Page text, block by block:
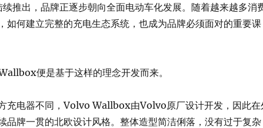
推出，品牌正逐步朝向全面电动车化发展。随着越来越多消
如何建立完整的充电生态系统，也成为品牌必须面对的重要课
便是基于这样的理念开发而来。
充电器不同，Volvo Wallbox由Volvo原厂设计开发，因此在
品牌一贯的北欧设计风格。整体造型简洁俐落，没有过于复杂